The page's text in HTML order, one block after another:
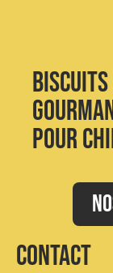
pour
CONTACT